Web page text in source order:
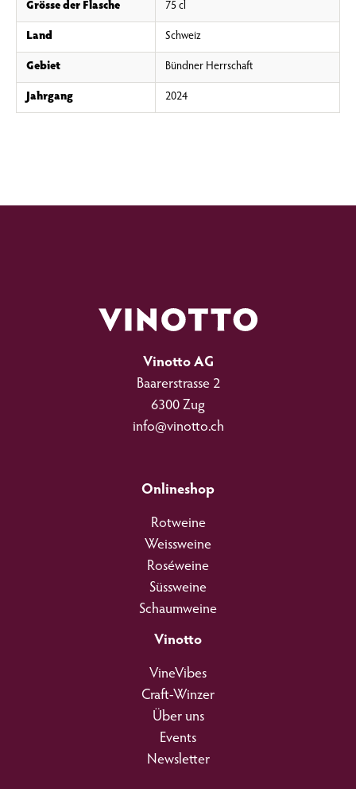
Grösse der Flasche 75 cl
Land Schweiz
Gebiet Bündner Herrschaft
Jahrgang 2024
Vinotto AG
Baarerstrasse 2
6300 Zug
info@vinotto.ch
Onlineshop
Rotweine
Weissweine
Roséweine
Süssweine
Schaumweine
Vinotto
VineVibes
Craft-Winzer
Über uns
Events
Newsletter